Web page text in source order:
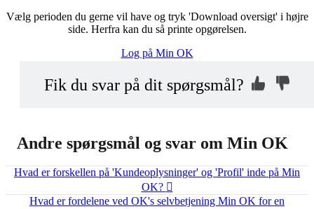
Vælg perioden du gerne vil have og tryk 'Download oversigt' i højre
side. Herfra kan du så printe opgørelsen.
Log på Min OK
Fik du svar på dit spørgsmål?
Hvorfor ikke?
Kontakt os, så
vi kan hjælpe dig
Andre spørgsmål og svar om Min OK
Hvad er forskellen på 'Kundeoplysninger' og 'Profil' inde på Min
OK?
Hvad er fordelene ved OK's selvbetjening Min OK for en